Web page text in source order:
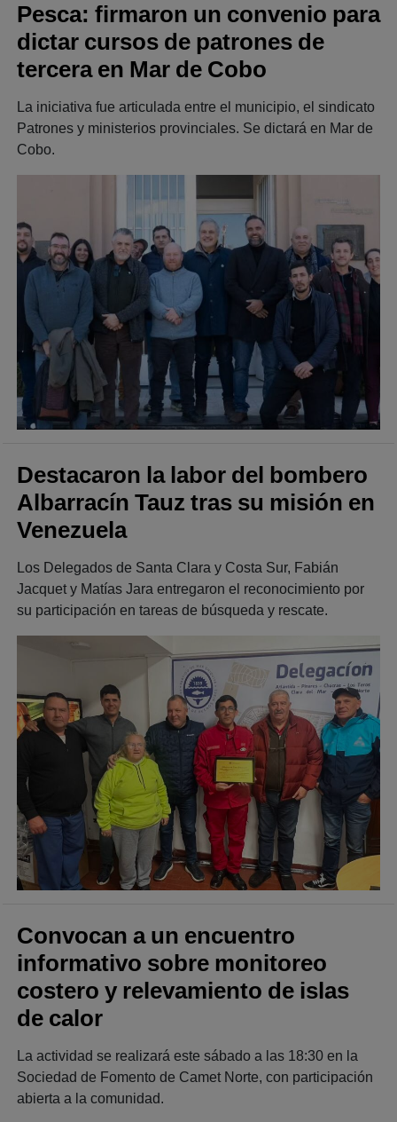
Pesca: firmaron un convenio para
dictar cursos de patrones de
tercera en Mar de Cobo
La iniciativa fue articulada entre el municipio, el sindicato
Patrones y ministerios provinciales. Se dictará en Mar de
Cobo.
Destacaron la labor del bombero
Albarracín Tauz tras su misión en
Venezuela
Los Delegados de Santa Clara y Costa Sur, Fabián
Jacquet y Matías Jara entregaron el reconocimiento por
su participación en tareas de búsqueda y rescate.
Convocan a un encuentro
informativo sobre monitoreo
costero y relevamiento de islas
de calor
La actividad se realizará este sábado a las 18:30 en la
Sociedad de Fomento de Camet Norte, con participación
abierta a la comunidad.